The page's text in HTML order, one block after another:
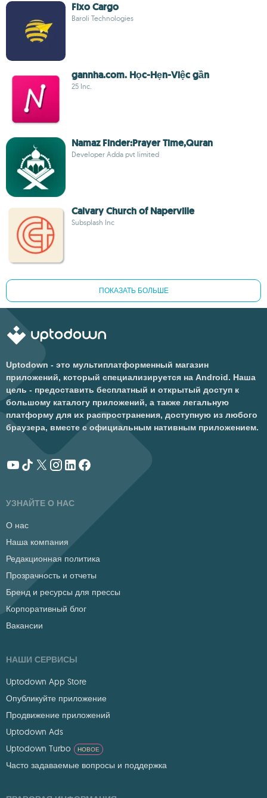
Fixo Cargo
Baroli Technologies
gannha.com. Học-Hẹn-Việc gần
25 Inc.
Namaz Finder:Prayer Time,Quran
Developer Adda pvt limited
Calvary Church of Naperville
Subsplash Inc
ПОКАЗАТЬ БОЛЬШЕ
Uptodown - это мультиплатформенный магазин
приложений, который специализируется на Android. Наша
цель - предоставить бесплатный и открытый доступ к
большому каталогу приложений, а также легальную
платформу для их распространения, доступную из любого
браузера, вместе с официальным нативным приложением.
УЗНАЙТЕ О НАС
О нас
Наша компания
Редакционная политика
Прозрачность и отчеты
Бренд и ресурсы для прессы
Корпоративный блог
Вакансии
НАШИ СЕРВИСЫ
Uptodown App Store
Опубликуйте приложение
Продвижение приложений
Uptodown Ads
Uptodown Turbo
НОВОЕ
Часто задаваемые вопросы и поддержка